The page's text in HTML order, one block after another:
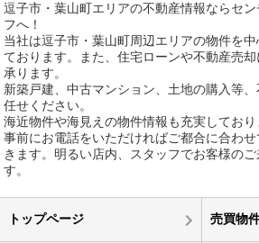
逗子市・葉山町エリアの不動産情報ならセ
フへ！
当社は逗子市・葉山町周辺エリアの物件を
ております。また、住宅ローンや不動産売
承ります。
新築戸建、中古マンション、土地の購入等
任せください。
海近物件や海見えの物件情報も充実しており
事前にお電話をいただければご都合に合わ
きます。明るい店内、スタッフでお客様の
す。
トップページ 売買物